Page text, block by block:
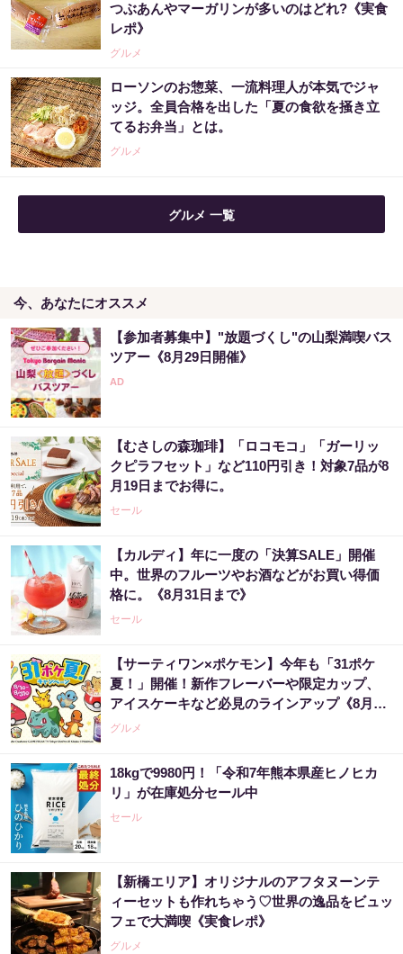
PR（合同会社デジタルファーム ）
市場分析が世界に認められた天才が警告「今
すぐ株価暴落に備えて下さい」
PR（Acoco.）
つぶあんやマーガリンが多いのはどれ?《実食
レポ》
グルメ
ローソンのお惣菜、一流料理人が本気でジャ
ッジ。全員合格を出した「夏の食欲を掻き立
てるお弁当」とは。
グルメ
グルメ 一覧
今、あなたにオススメ
【参加者募集中】"放題づくし"の山梨満喫バス
ツアー《8月29日開催》
【むさしの森珈琲】「ロコモコ」「ガーリッ
クピラフセット」など110円引き！対象7品が8
月19日までお得に。
セール
【カルディ】年に一度の「決算SALE」開催
中。世界のフルーツやお酒などがお買い得価
格に。《8月31日まで》
セール
【サーティワン×ポケモン】今年も「31ポケ
夏！」開催！新作フレーバーや限定カップ、
アイスケーキなど必見のラインアップ《8月1
日スタート》
グルメ
18kgで9980円！「令和7年熊本県産ヒノヒカ
リ」が在庫処分セール中
セール
【新橋エリア】オリジナルのアフタヌーンテ
ィーセットも作れちゃう♡世界の逸品をビュッ
フェで大満喫《実食レポ》
グルメ